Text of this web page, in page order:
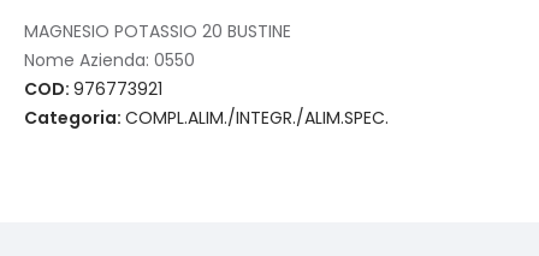
MAGNESIO POTASSIO 20 BUSTINE
Nome Azienda: 0550
COD: 976773921
Categoria: COMPL.ALIM./INTEGR./ALIM.SPEC.